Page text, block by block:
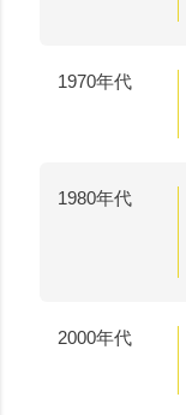
1970年代
1980年代
2000年代